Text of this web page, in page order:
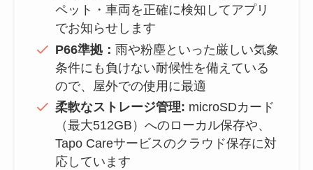
ペット・車両を正確に検知してアプリ
でお知らせします
P66準拠：雨や粉塵といった厳しい気象
条件にも負けない耐候性を備えている
ので、屋外での使用に最適
柔軟なストレージ管理: microSDカード
（最大512GB）へのローカル保存や、
Tapo Careサービスのクラウド保存に対
応しています